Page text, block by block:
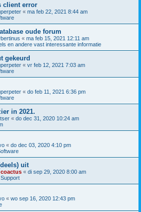
client error
« ma feb 22, 2021 8:44 am
oude forum
« ma feb 15, 2021 12:11 am
en andere vast interessante informatie
gekeurd
« vr feb 12, 2021 7:03 am
« do feb 11, 2021 6:36 pm
in 2021.
« do dec 31, 2020 10:24 am
« do dec 03, 2020 4:10 pm
uit
« di sep 29, 2020 8:00 am
« wo sep 16, 2020 12:43 pm